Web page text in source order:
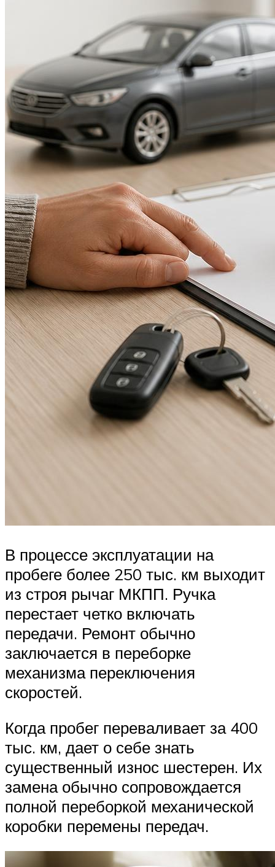
В процессе эксплуатации на
пробеге более 250 тыс. км выходит
из строя рычаг МКПП. Ручка
перестает четко включать
передачи. Ремонт обычно
заключается в переборке
механизма переключения
скоростей.
Когда пробег переваливает за 400
тыс. км, дает о себе знать
существенный износ шестерен. Их
замена обычно сопровождается
полной переборкой механической
коробки перемены передач.